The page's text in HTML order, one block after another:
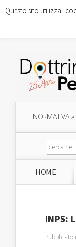
NORMATIVA»
HOME
INPS:
Pubblicato
Questo sito utilizza i